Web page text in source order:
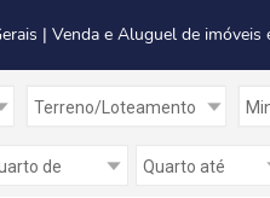
| Venda e Aluguel de imóveis